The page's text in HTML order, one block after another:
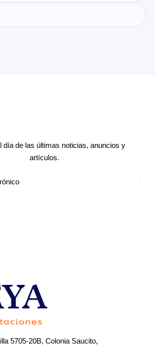
día de las últimas noticias, anuncios y
artículos.
5705-20B, Colonia Saucito,